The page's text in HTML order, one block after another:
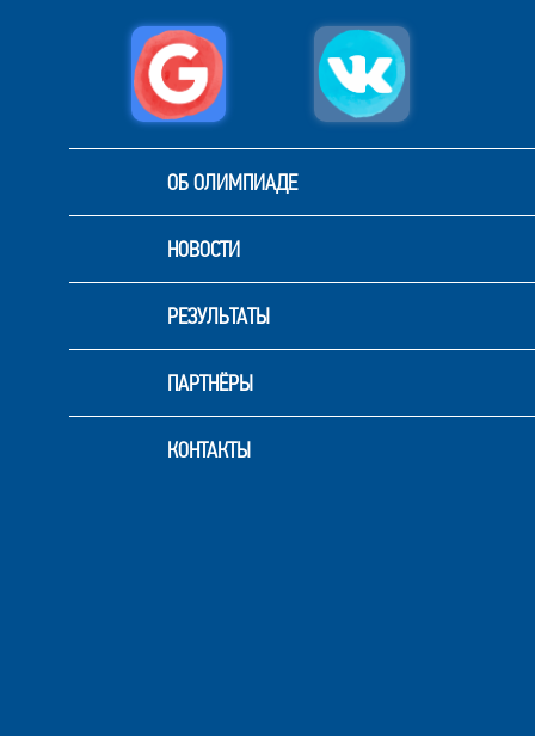
ОБ ОЛИМПИАДЕ
НОВОСТИ
РЕЗУЛЬТАТЫ
ПАРТНЁРЫ
КОНТАКТЫ